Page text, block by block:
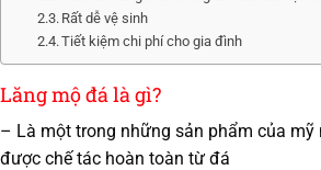
Rất dễ vệ sinh
Tiết kiệm chi phí cho gia đình
Lăng mộ đá là gì?
– Là một trong những sản phẩm của mỹ
được chế tác hoàn toàn từ đá